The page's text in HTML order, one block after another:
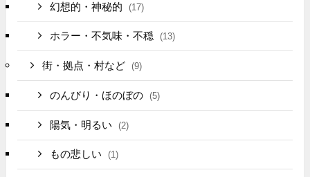
幻想的・神秘的 (17)
ホラー・不気味・不穏 (13)
街・拠点・村など (9)
のんびり・ほのぼの (5)
陽気・明るい (2)
もの悲しい (1)